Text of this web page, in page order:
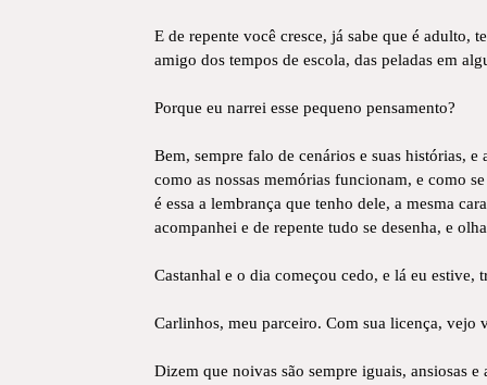
E de repente você cresce, já sabe que é adulto,
amigo dos tempos de escola, das peladas em
Porque eu narrei esse pequeno pensamento?
Bem, sempre falo de cenários e suas histórias,
como as nossas memórias funcionam, e como
é essa a lembrança que tenho dele, a mesma
acompanhei e de repente tudo se desenha, e
Castanhal e o dia começou cedo, e lá eu
Carlinhos, meu parceiro. Com sua licença, vejo
Dizem que noivas são sempre iguais, ansiosas